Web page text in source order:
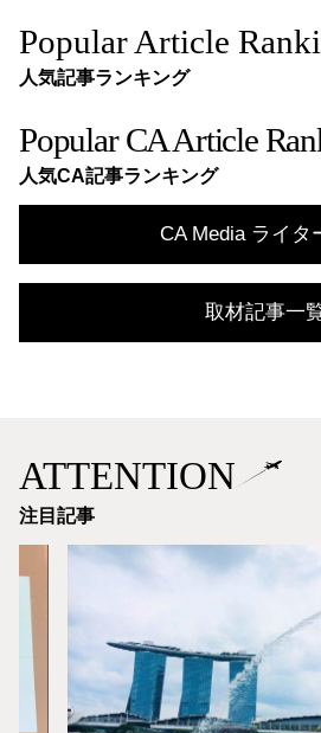
Popular Article
人気記事ランキング
Popular CA Article
人気CA記事ランキング
CA Media ライタ
取材記事一
ATTENTION
注目記事